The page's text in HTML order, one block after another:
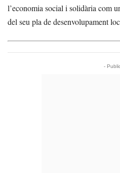
l’economia social i solidària com
del seu pla de desenvolupament
-